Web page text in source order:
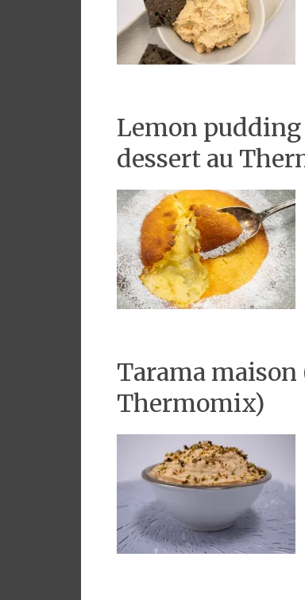
Lemon pudding
dessert au
Tarama maison
Thermomix)